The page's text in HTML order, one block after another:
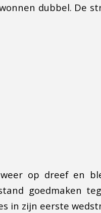
dubbel. De
op dreef en
goedmaken
in zijn eerste